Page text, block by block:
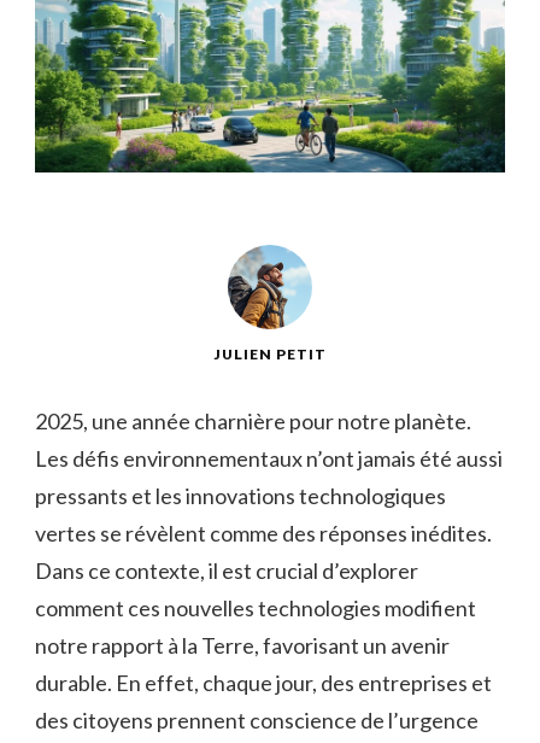
JULIEN PETIT
2025, une année charnière pour notre planète.
Les défis environnementaux n’ont jamais été aussi
pressants et les innovations technologiques
vertes se révèlent comme des réponses inédites.
Dans ce contexte, il est crucial d’explorer
comment ces nouvelles technologies modifient
notre rapport à la Terre, favorisant un avenir
durable. En effet, chaque jour, des entreprises et
des citoyens prennent conscience de l’urgence